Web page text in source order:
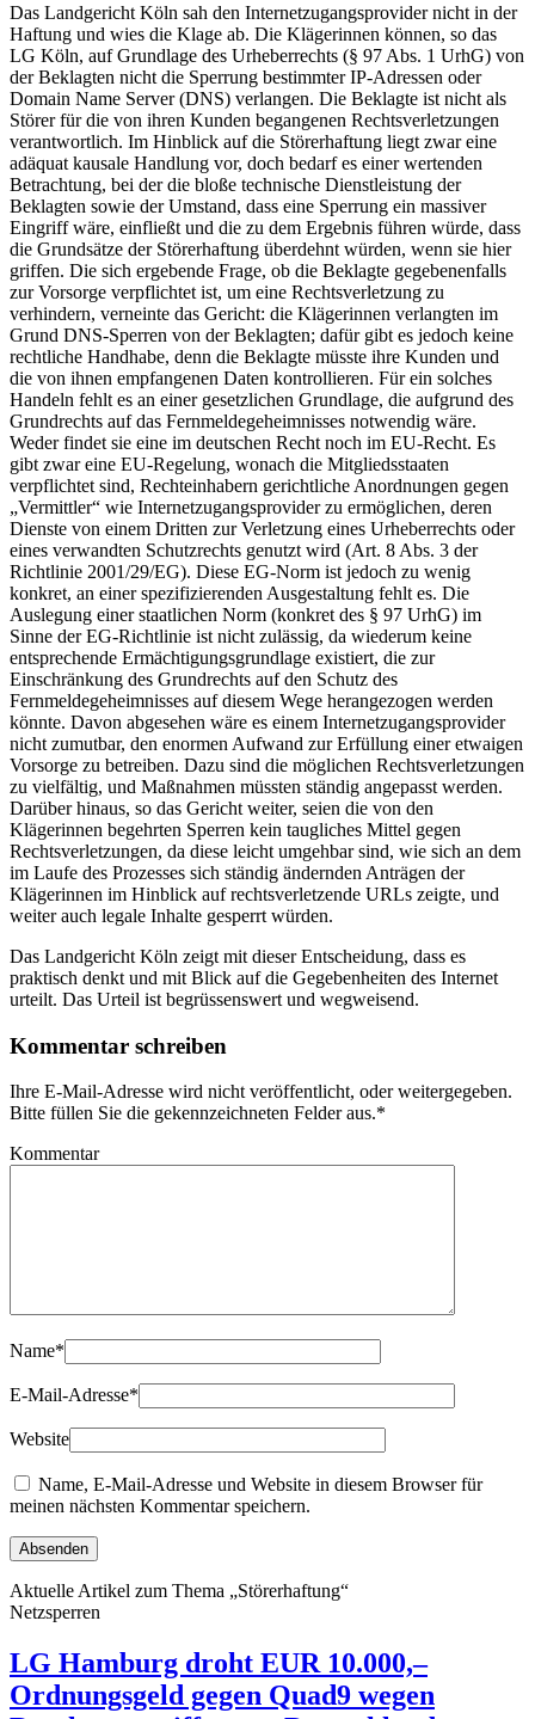
Das Landgericht Köln sah den Internetzugangsprovider nicht in der
Haftung und wies die Klage ab. Die Klägerinnen können, so das
LG Köln, auf Grundlage des Urheberrechts (§ 97 Abs. 1 UrhG) von
der Beklagten nicht die Sperrung bestimmter IP-Adressen oder
Domain Name Server (DNS) verlangen. Die Beklagte ist nicht als
Störer für die von ihren Kunden begangenen Rechtsverletzungen
verantwortlich. Im Hinblick auf die Störerhaftung liegt zwar eine
adäquat kausale Handlung vor, doch bedarf es einer wertenden
Betrachtung, bei der die bloße technische Dienstleistung der
Beklagten sowie der Umstand, dass eine Sperrung ein massiver
Eingriff wäre, einfließt und die zu dem Ergebnis führen würde, dass
die Grundsätze der Störerhaftung überdehnt würden, wenn sie hier
griffen. Die sich ergebende Frage, ob die Beklagte gegebenenfalls
zur Vorsorge verpflichtet ist, um eine Rechtsverletzung zu
verhindern, verneinte das Gericht: die Klägerinnen verlangten im
Grund DNS-Sperren von der Beklagten; dafür gibt es jedoch keine
rechtliche Handhabe, denn die Beklagte müsste ihre Kunden und
die von ihnen empfangenen Daten kontrollieren. Für ein solches
Handeln fehlt es an einer gesetzlichen Grundlage, die aufgrund des
Grundrechts auf das Fernmeldegeheimnisses notwendig wäre.
Weder findet sie eine im deutschen Recht noch im EU-Recht. Es
gibt zwar eine EU-Regelung, wonach die Mitgliedsstaaten
verpflichtet sind, Rechteinhabern gerichtliche Anordnungen gegen
„Vermittler“ wie Internetzugangsprovider zu ermöglichen, deren
Dienste von einem Dritten zur Verletzung eines Urheberrechts oder
eines verwandten Schutzrechts genutzt wird (Art. 8 Abs. 3 der
Richtlinie 2001/29/EG). Diese EG-Norm ist jedoch zu wenig
konkret, an einer spezifizierenden Ausgestaltung fehlt es. Die
Auslegung einer staatlichen Norm (konkret des § 97 UrhG) im
Sinne der EG-Richtlinie ist nicht zulässig, da wiederum keine
entsprechende Ermächtigungsgrundlage existiert, die zur
Einschränkung des Grundrechts auf den Schutz des
Fernmeldegeheimnisses auf diesem Wege herangezogen werden
könnte. Davon abgesehen wäre es einem Internetzugangsprovider
nicht zumutbar, den enormen Aufwand zur Erfüllung einer etwaigen
Vorsorge zu betreiben. Dazu sind die möglichen Rechtsverletzungen
zu vielfältig, und Maßnahmen müssten ständig angepasst werden.
Darüber hinaus, so das Gericht weiter, seien die von den
Klägerinnen begehrten Sperren kein taugliches Mittel gegen
Rechtsverletzungen, da diese leicht umgehbar sind, wie sich an dem
im Laufe des Prozesses sich ständig ändernden Anträgen der
Klägerinnen im Hinblick auf rechtsverletzende URLs zeigte, und
weiter auch legale Inhalte gesperrt würden.
Das Landgericht Köln zeigt mit dieser Entscheidung, dass es
praktisch denkt und mit Blick auf die Gegebenheiten des Internet
urteilt. Das Urteil ist begrüssenswert und wegweisend.
Kommentar schreiben
Ihre E-Mail-Adresse wird nicht veröffentlicht, oder weitergegeben.
Bitte füllen Sie die gekennzeichneten Felder aus.*
Kommentar
Name*
E-Mail-Adresse*
Website
Name, E-Mail-Adresse und Website in diesem Browser für
meinen nächsten Kommentar speichern.
Aktuelle Artikel zum Thema „Störerhaftung“
Netzsperren
LG Hamburg droht EUR 10.000,–
Ordnungsgeld gegen Quad9 wegen